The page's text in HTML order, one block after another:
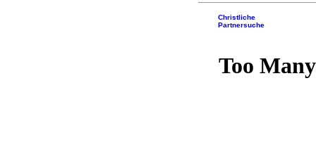
Christliche
Partnersuche